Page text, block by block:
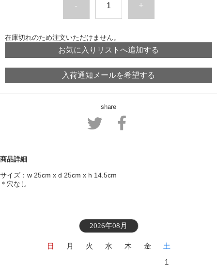
- +
在庫切れのため注文いただけません。
お気に入りリストへ追加する
入荷通知メールを希望する
share
商品詳細
サイズ：w 25cm x d 25cm x h 14.5cm
＊穴なし
2026年08月
日 月 火 水 木 金
土
1